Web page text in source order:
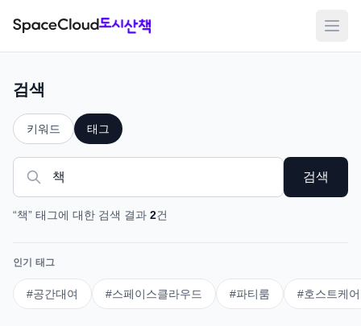
메뉴
검색
키워드 태그
검색
“책” 태그에 대한 검색 결과 2건
인기 태그
#공간대여 #스페이스클라우드 #파티룸 #호스트케어